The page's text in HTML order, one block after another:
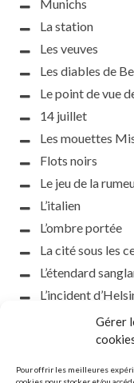
Gérer
Pour offrir les meilleures
Munichs
La station
Les veuves
Les diables de
Le point de vue
14 juillet
Les mouettes
Flots noirs
Le jeu de la
L’italien
L’ombre portée
La cité sous les
L’étendard
L’incident
la petite fasciste
Toutes les